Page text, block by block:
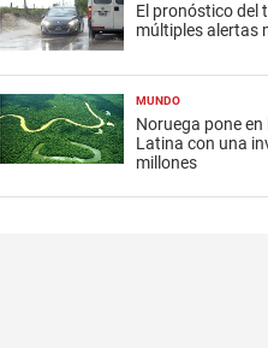
El pronóstico del
múltiples alertas
MUNDO
Noruega pone
Latina con una
millones